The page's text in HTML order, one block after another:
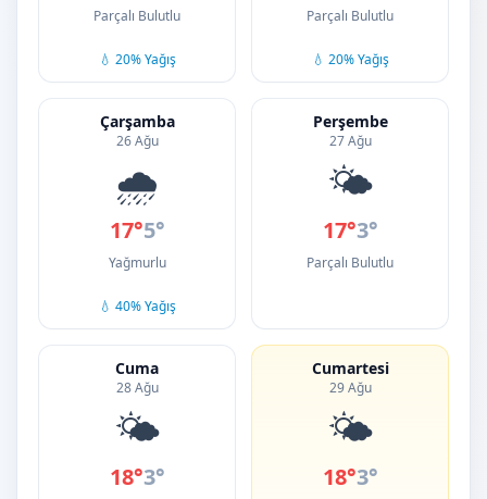
Parçalı Bulutlu
💧 20% Yağış
Parçalı Bulutlu
💧 20% Yağış
Çarşamba
26 Ağu
🌧️
17°5°
Yağmurlu
💧 40% Yağış
Perşembe
27 Ağu
🌤️
17°3°
Parçalı Bulutlu
Cuma
28 Ağu
🌤️
18°3°
Cumartesi
29 Ağu
🌤️
18°3°